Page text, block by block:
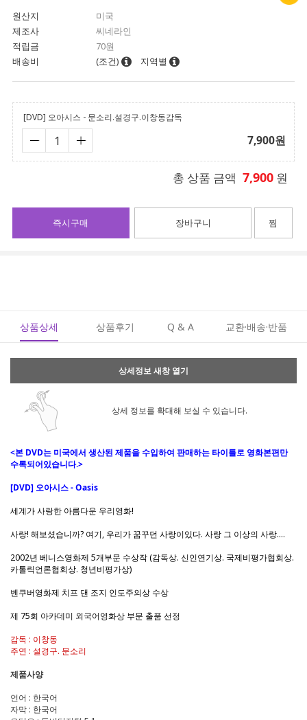
원산지
미국
제조사
씨네라인
적립금
70원
배송비
(조건) 지역별
[DVD] 오아시스 - 문소리.설경구.이창동감독
7,900원
총 상품 금액 7,900 원
장바구니
즉시구매 찜
상품상세 상품후기 Q & A 교환·배송·반품
상세정보 새창 열기
상세 정보를 확대해 보실 수 있습니다.
<본 DVD는 미국에서 생산된 제품을 수입하여 판매하는 타이틀로 영화본편만
수록되어있습니다.>
[DVD] 오아시스 - Oasis
세계가 사랑한 아름다운 우리영화!
사랑! 해보셨습니까? 여기, 우리가 꿈꾸던 사랑이있다. 사랑 그 이상의 사랑....
2002년 베니스영화제 5개부문 수상작 (감독상. 신인연기상. 국제비평가협회상.
카톨릭언론협회상. 청년비평가상)
벤쿠버영화제 치프 댄 조지 인도주의상 수상
제 75회 아카데미 외국어영화상 부문 출품 선정
감독 : 이창동
주연 : 설경구. 문소리
제품사양
언어 : 한국어
자막 : 한국어